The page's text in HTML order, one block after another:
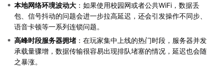
本地网络环境波动大 ：如果使用校园网或者公共WiFi，数据丢
包、信号抖动的问题会进一步拉高延迟，还会引发操作不同步、
语音卡顿等一系列连锁问题。
高峰时段服务器拥堵 ：在玩家集中上线的热门时段，服务器并发
承载量骤增，数据传输很容易出现排队堵塞的情况，延迟也会随
之暴涨。